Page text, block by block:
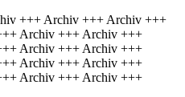
+++ Archiv +++ Archiv +++
Archiv +++ Archiv +++
Archiv +++ Archiv +++
Archiv +++ Archiv +++
Archiv +++ Archiv +++